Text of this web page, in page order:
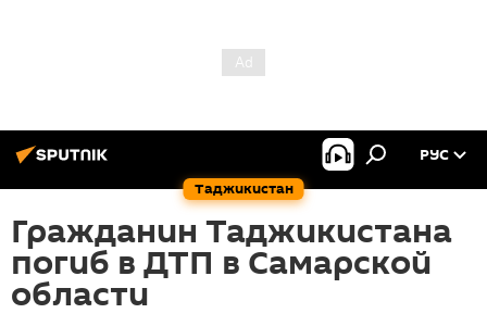
Таджикистан
РУС
Гражданин Таджикистана
погиб в ДТП в Самарской
области